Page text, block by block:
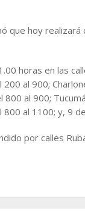
que hoy
horas en las
200 al 900;
800 al 900;
800 al 1100; y, 9
por calles